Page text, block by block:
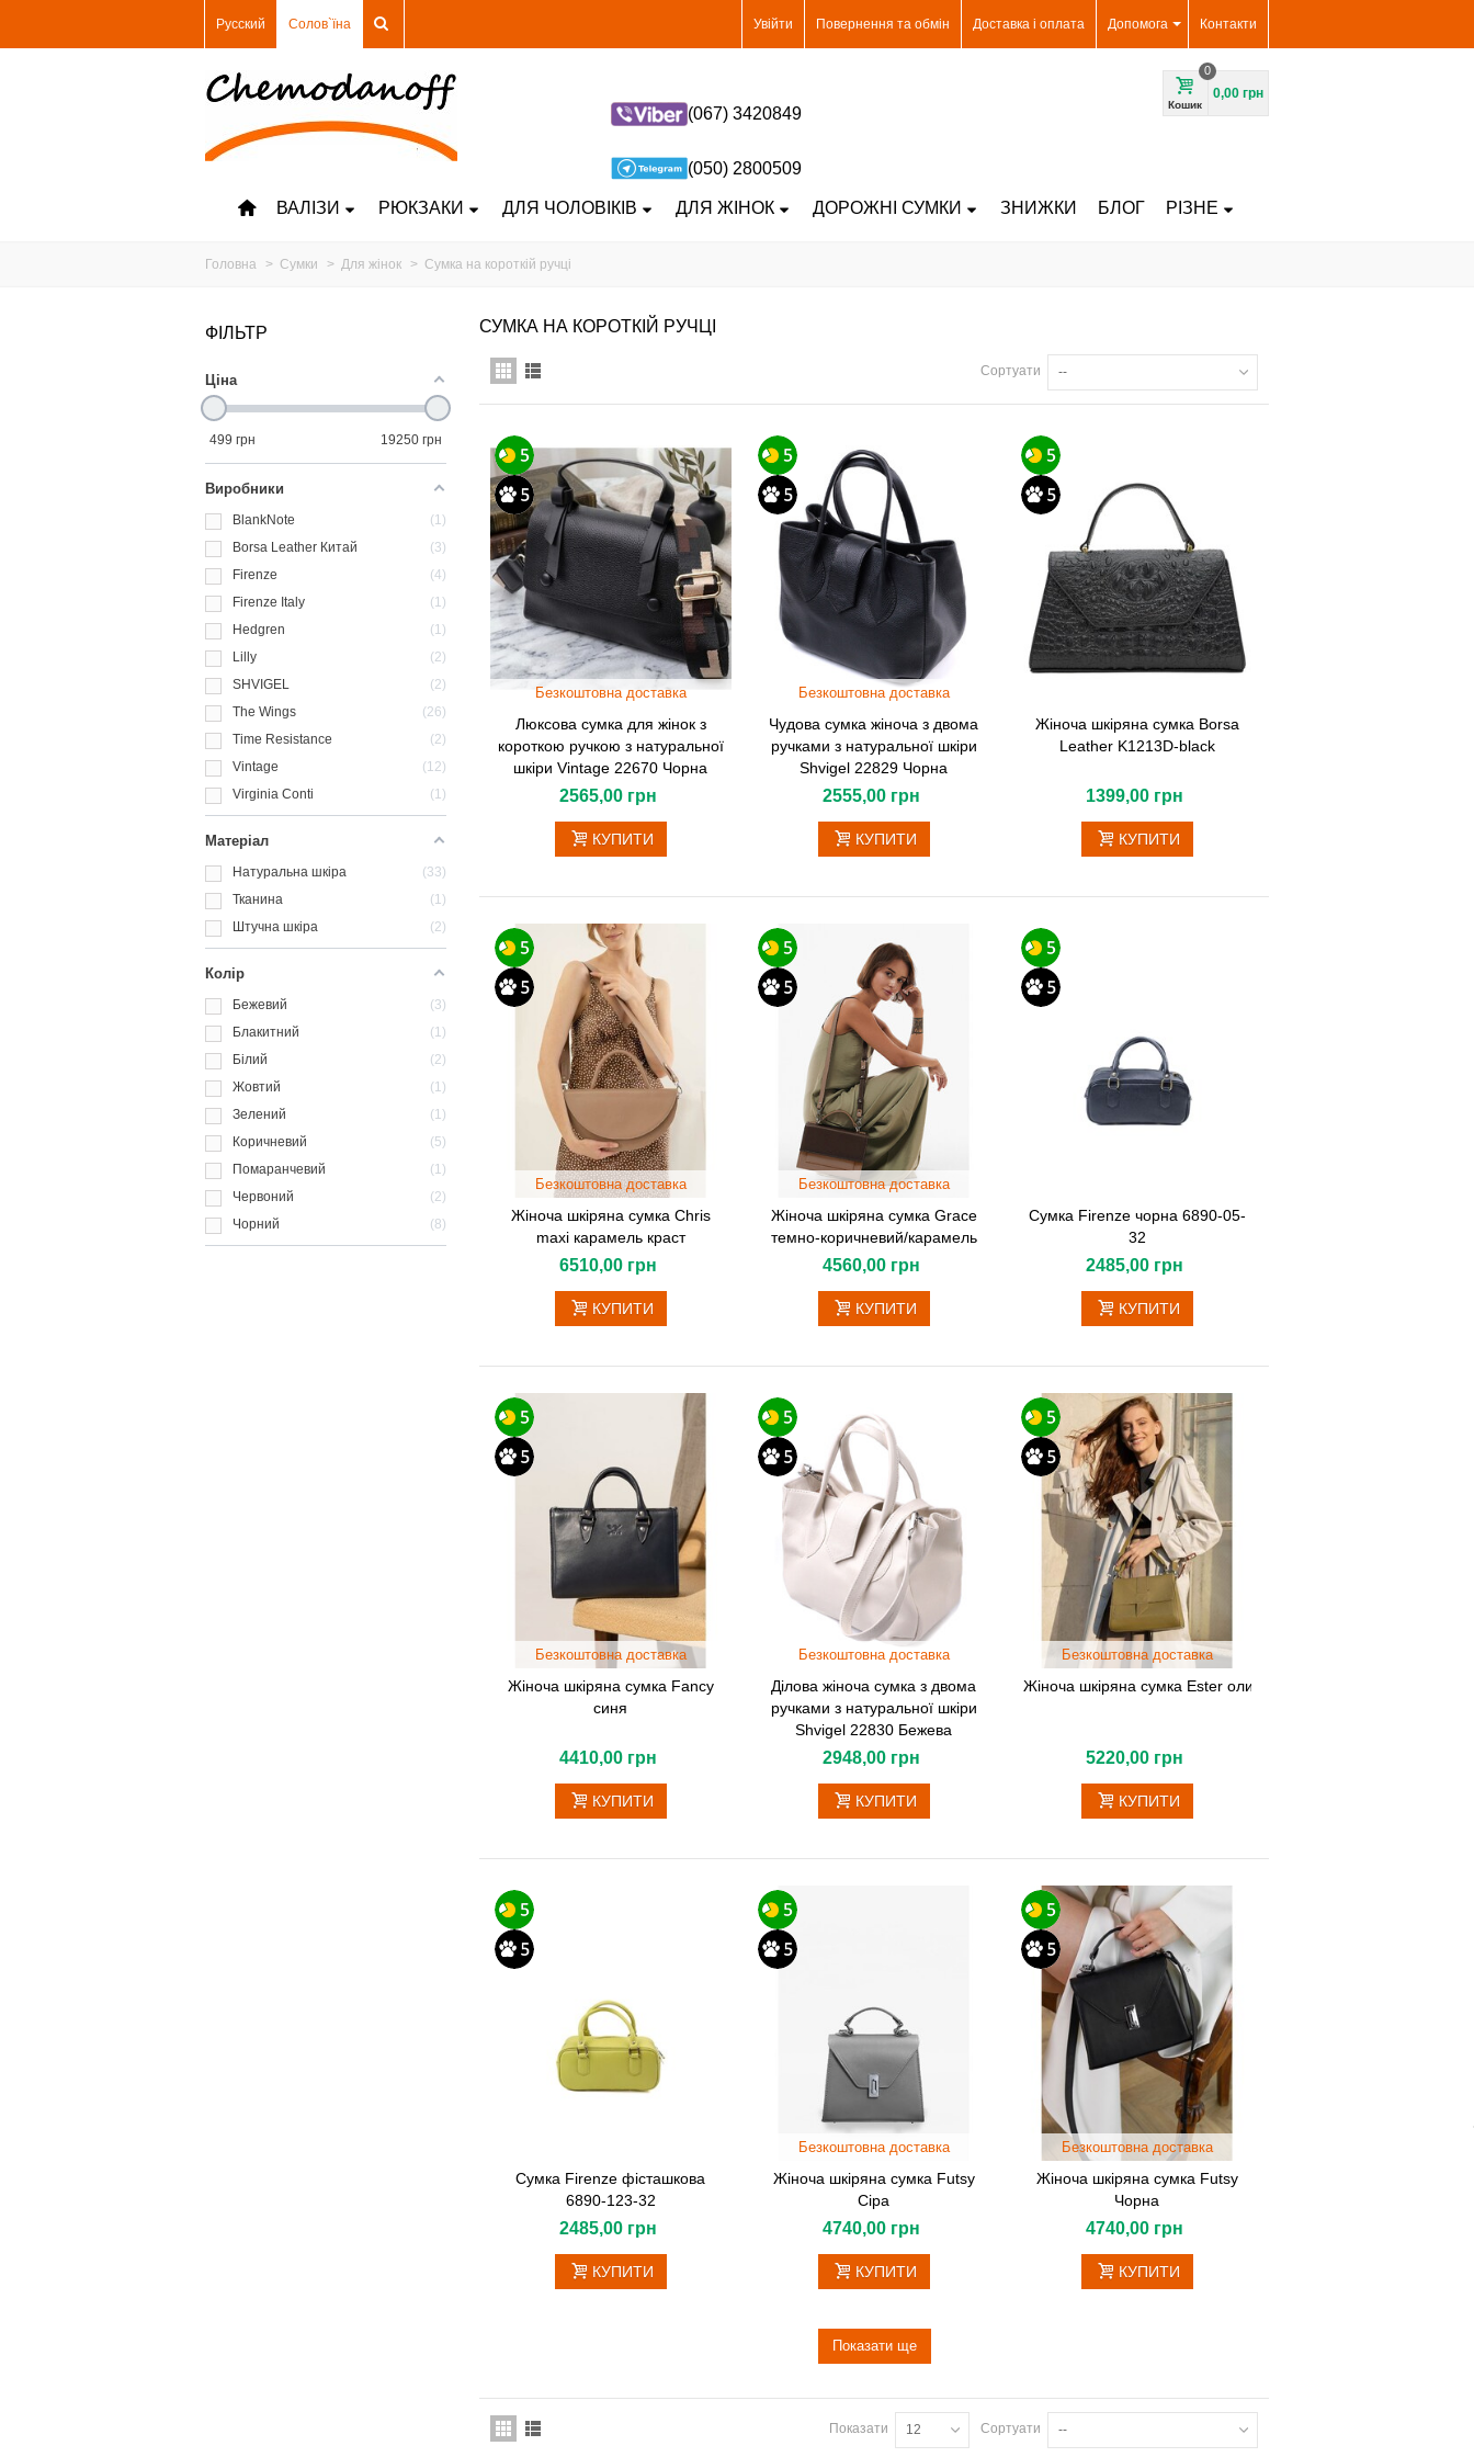
Контакти
Допомога
Доставка і оплата
Повернення та обмін
Увійти
Русский Солов`їна
(067) 3420849
(050) 2800509
Кошик
0
0,00 грн
ВАЛІЗИ РЮКЗАКИ ДЛЯ ЧОЛОВІКІВ ДЛЯ ЖІНОК ДОРОЖНІ СУМКИ ЗНИЖКИ БЛОГ РІЗНЕ
Головна > Сумки > Для жінок > Сумка на короткій ручці
ФІЛЬТР
Ціна
499 грн 19250 грн
Виробники
BlankNote
1
Borsa Leather Китай
3
Firenze
4
Firenze Italy
1
Hedgren
1
Lilly
2
SHVIGEL
2
The Wings
26
Time Resistance
2
Vintage
12
Virginia Conti
1
Матеріал
Натуральна шкіра
33
Тканина
1
Штучна шкіра
2
Колір
Бежевий
3
Блакитний
1
Білий
2
Жовтий
1
Зелений
1
Коричневий
5
Помаранчевий
1
Червоний
2
Чорний
8
СУМКА НА КОРОТКІЙ РУЧЦІ
Сортуати --
Люксова сумка для жінок з
короткою ручкою з натуральної
шкіри Vintage 22670 Чорна
Безкоштовна доставка
2565,00 грн
КУПИТИ
Чудова сумка жіноча з двома
ручками з натуральної шкіри
Shvigel 22829 Чорна
Безкоштовна доставка
2555,00 грн
КУПИТИ
Жіноча шкіряна сумка Borsa
Leather K1213D-black
1399,00 грн
КУПИТИ
Жіноча шкіряна сумка Сhris
maxi карамель краст
Безкоштовна доставка
6510,00 грн
КУПИТИ
Жіноча шкіряна сумка Grace
темно-коричневий/карамель
Безкоштовна доставка
4560,00 грн
КУПИТИ
Сумка Firenze чорна 6890-05-
32
2485,00 грн
КУПИТИ
Жіноча шкіряна сумка Fancy
синя
Безкоштовна доставка
4410,00 грн
КУПИТИ
Ділова жіноча сумка з двома
ручками з натуральної шкіри
Shvigel 22830 Бежева
Безкоштовна доставка
2948,00 грн
КУПИТИ
Жіноча шкіряна сумка Ester оливкова
Безкоштовна доставка
5220,00 грн
КУПИТИ
Сумка Firenze фісташкова
6890-123-32
2485,00 грн
КУПИТИ
Жіноча шкіряна сумка Futsy
Сіра
Безкоштовна доставка
4740,00 грн
КУПИТИ
Жіноча шкіряна сумка Futsy
Чорна
Безкоштовна доставка
4740,00 грн
КУПИТИ
Показати ще
Сортуати --
Показати 12